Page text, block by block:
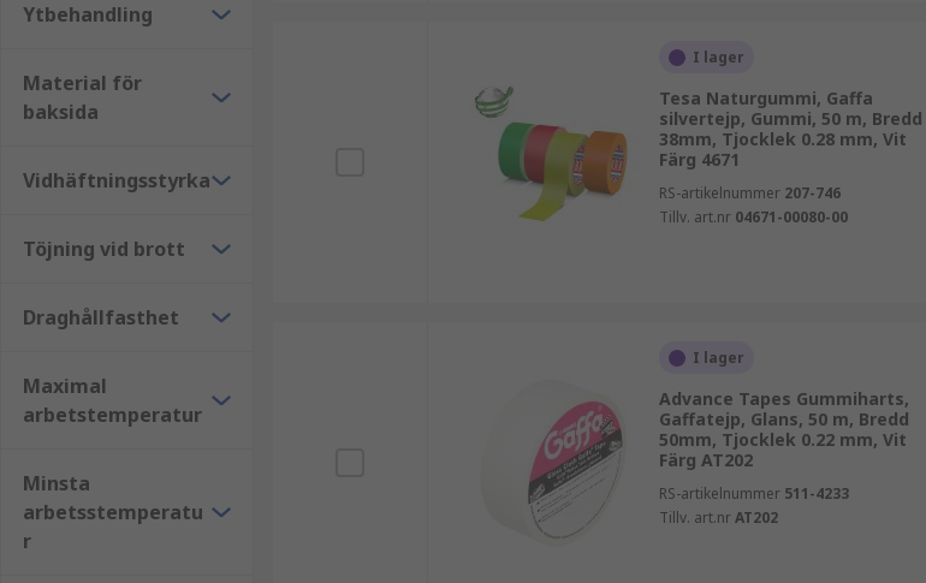
Ytbehandling
Material för
baksida
Vidhäftningsstyrka
Töjning vid brott
Draghållfasthet
Maximal
arbetstemperatur
Minsta
arbetsstemperatu
r
I lager
Tesa Naturgummi, Gaffa
silvertejp, Gummi, 50 m, Bredd
38mm, Tjocklek 0.28 mm, Vit
Färg 4671
RS-artikelnummer 207-746
Tillv. art.nr 04671-00080-00
I lager
Advance Tapes Gummiharts,
Gaffatejp, Glans, 50 m, Bredd
50mm, Tjocklek 0.22 mm, Vit
Färg AT202
RS-artikelnummer 511-4233
Tillv. art.nrAT202